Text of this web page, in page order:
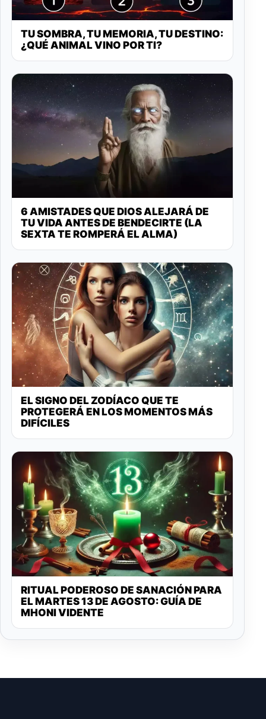
TU SOMBRA, TU MEMORIA, TU DESTINO:
¿QUÉ ANIMAL VINO POR TI?
6 AMISTADES QUE DIOS ALEJARÁ DE
TU VIDA ANTES DE BENDECIRTE (LA
SEXTA TE ROMPERÁ EL ALMA)
EL SIGNO DEL ZODÍACO QUE TE
PROTEGERÁ EN LOS MOMENTOS MÁS
DIFÍCILES
RITUAL PODEROSO DE SANACIÓN PARA
EL MARTES 13 DE AGOSTO: GUÍA DE
MHONI VIDENTE